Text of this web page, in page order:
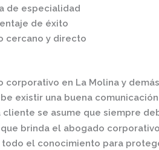
de especialidad
de éxito
cercano y directo
corporativo en La Molina y
existir una buena
cliente se asume que siempre
brinda el abogado
el conocimiento para